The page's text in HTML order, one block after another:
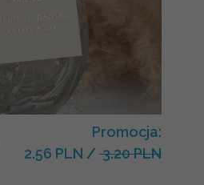
Promocja:
2.56 PLN / 3.20 PLN